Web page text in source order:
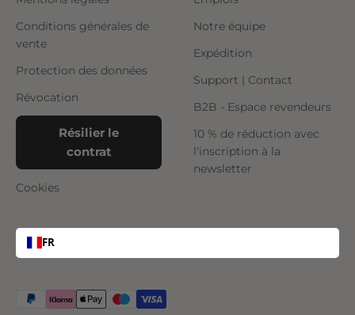
Conditions générales de
vente
Protection des données
Révocation
Résilier le
contrat
Cookies
Notre équipe
Expédition
Support | Contact
B2B - Espace revendeurs
10 % de réduction avec
l'inscription à la
newsletter
FR